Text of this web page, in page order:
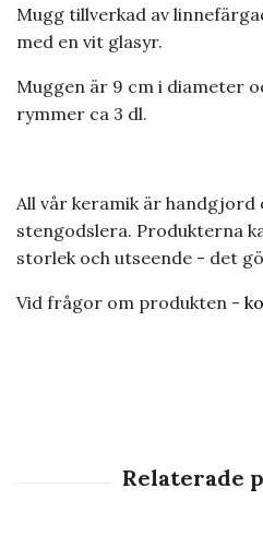
Mugg tillverkad av
med en vit glasyr.
Muggen är 9 cm i diameter
rymmer ca 3 dl.
All vår keramik är handgjord
stengodslera. Produkterna
storlek och utseende - det
Vid frågor om produkten -